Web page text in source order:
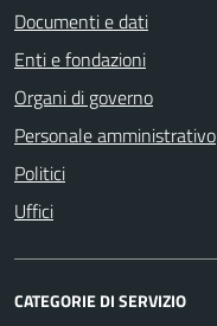
Documenti e dati
Enti e fondazioni
Organi di governo
Personale amministrativo
Politici
Uffici
CATEGORIE DI SERVIZIO